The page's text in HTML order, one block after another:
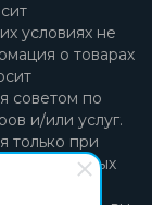
условиях не
о товарах
советом по
и/или услуг.
только при
поисковых
адрес